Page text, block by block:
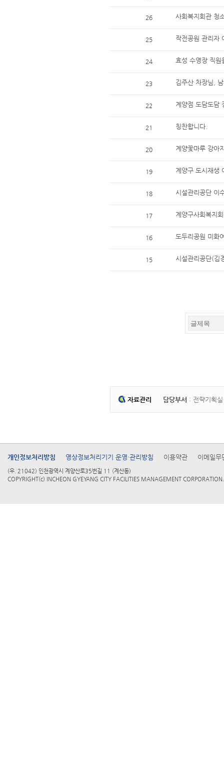
26 사회복지회관 청
25 작전공원 관리자
24 효성 수영장 직
23 김주산 차장님,
22 계양점 도담도담
21 칭찬합니다.
20 계양꽃마루 강아
19 계양구 도시재생
18 시설관리공단 이
17 계양구사회복지
16 도두리공원 미화
15 시설관리공단(김
자료관리 담당부서 : 전략기획
개인정보처리방침 영상정보처리기기 운영·관리방침 이용약관 이메일무
(우. 21042) 인천광역시 계양산로35번길 11 (계산동)
COPYRIGHT(c) INCHEON GYEYANG CITY FACILITIES MANAGEMENT CORPORATION.